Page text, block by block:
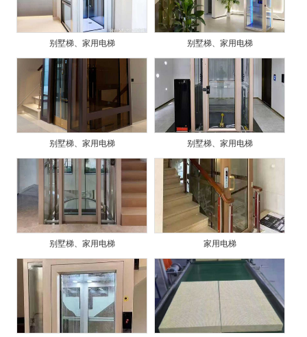
别墅梯、家用电梯 别墅梯、家用电梯
别墅梯、家用电梯 别墅梯、家用电梯
别墅梯、家用电梯 家用电梯